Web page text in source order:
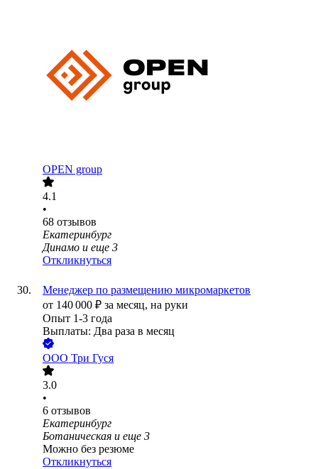
OPEN group
4.1
•
68 отзывов
Екатеринбург
Динамо и еще 3
Откликнуться
Менеджер по размещению микромаркетов
от 140 000 ₽ за месяц, на руки
Опыт 1-3 года
Выплаты: Два раза в месяц
ООО Три Гуся
3.0
•
6 отзывов
Екатеринбург
Ботаническая и еще 3
Можно без резюме
Откликнуться